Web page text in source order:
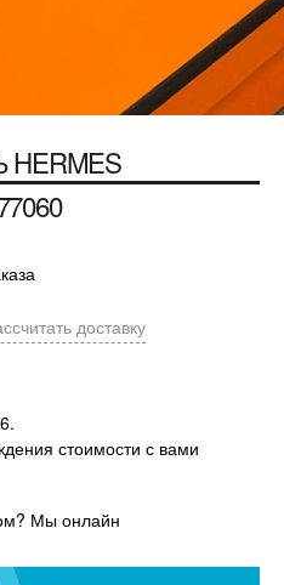
HERMES
доставку
стоимости с вами
Мы онлайн